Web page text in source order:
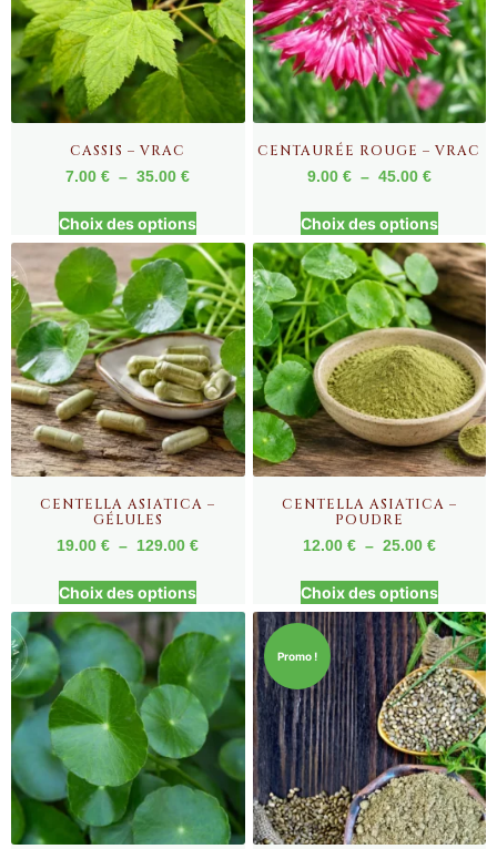
CASSIS – VRAC
7.00€ – 35.00€
Choix des options
CENTAURÉE ROUGE – VRAC
9.00 € – 45.00 €
Choix des options
CENTELLA ASIATICA –
GÉLULES
19.00€ – 129.00€
Choix des options
CENTELLA ASIATICA –
POUDRE
12.00 € – 25.00 €
Choix des options
Promo !